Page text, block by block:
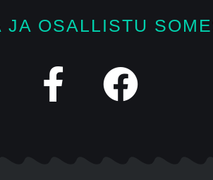
JA OSALLISTU